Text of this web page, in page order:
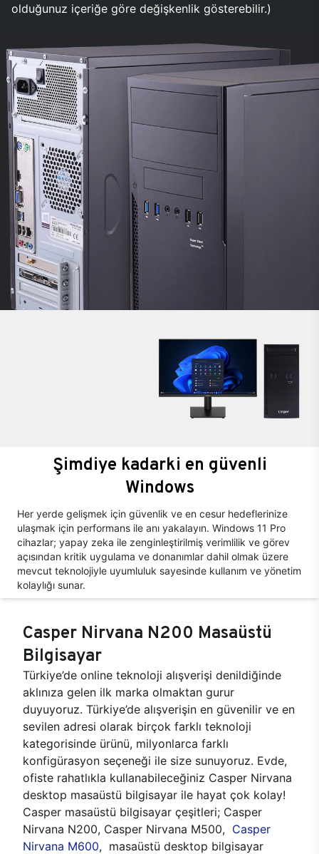
olduğunuz içeriğe göre değişkenlik gösterebilir.)
Şimdiye kadarki en güvenli
Windows
Her yerde gelişmek için güvenlik ve en cesur hedeflerinize
ulaşmak için performans ile anı yakalayın. Windows 11 Pro
cihazlar; yapay zeka ile zenginleştirilmiş verimlilik ve görev
açısından kritik uygulama ve donanımlar dahil olmak üzere
mevcut teknolojiyle uyumluluk sayesinde kullanım ve yönetim
kolaylığı sunar.
Casper Nirvana N200 Masaüstü
Bilgisayar
Türkiye’de online teknoloji alışverişi denildiğinde
aklınıza gelen ilk marka olmaktan gurur
duyuyoruz. Türkiye’de alışverişin en güvenilir ve en
sevilen adresi olarak birçok farklı teknoloji
kategorisinde ürünü, milyonlarca farklı
konfigürasyon seçeneği ile size sunuyoruz. Evde,
ofiste rahatlıkla kullanabileceğiniz Casper Nirvana
desktop masaüstü bilgisayar ile hayat çok kolay!
Casper masaüstü bilgisayar çeşitleri; Casper
Nirvana N200, Casper Nirvana M500, Casper
Nirvana M600, masaüstü desktop bilgisayar